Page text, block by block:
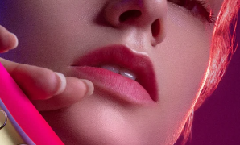
Cihazlarım
Siparişlerim
Adresim
Aboneliklerim
Tech Elixir
Set
Italiano
Português
Svenska
Русский
简体中文 繁體中文